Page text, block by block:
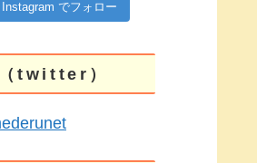
Instagram でフォロー
twitter）